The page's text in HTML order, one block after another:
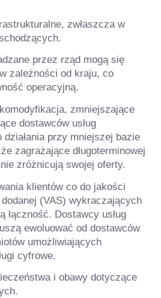
zwłaszcza w
przez rząd mogą się
zależności od kraju, co
operacyjną.
zmniejszające
dostawców usług
działania przy mniejszej bazie
zagrażające długoterminowej
zróżnicują swojej oferty.
klientów co do jakości
dodanej (VAS) wykraczających
łączność. Dostawcy usług
ewoluować od dostawców
umożliwiających
cyfrowe.
i obawy dotyczące